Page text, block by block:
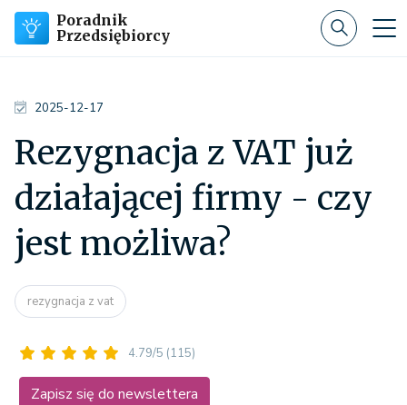
Poradnik
Przedsiębiorcy
2025-12-17
Rezygnacja z VAT już
działającej firmy - czy
jest możliwa?
rezygnacja z vat
4.79/5 (115)
Zapisz się do newslettera